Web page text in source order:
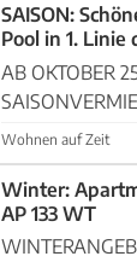
SAISON:
Pool in 1. Linie
Dor - AP 132
AB OKTOBER
10 Monate Modernes Apartment
direkt an der
Cala Dor. Die Wohnung befindet sich
im 1. Stock
gesamt 15 ...
Wohnen auf Zeit
Winter:
AP 133 WT